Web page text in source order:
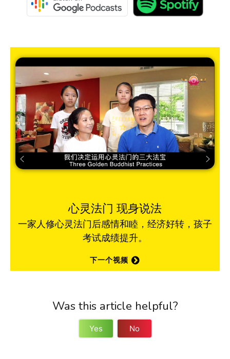
心灵法门 现身说法
一家人修心灵法门后感情和睦，经济好转，孩子
考试成绩提升。
下一个视频
Was this article helpful?
Yes No